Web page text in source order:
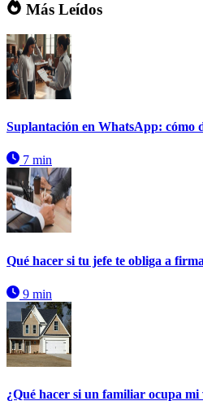
Más Leídos
Suplantación en WhatsApp: cómo
7 min
Qué hacer si tu jefe te obliga a
9 min
¿Qué hacer si un familiar ocupa mi